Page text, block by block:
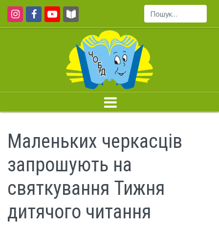
Пошук...
Маленьких черкасців
запрошують на
святкування Тижня
дитячого читання